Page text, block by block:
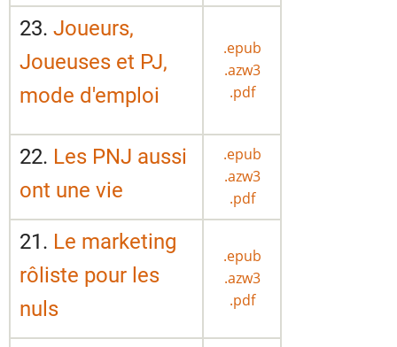
23. Joueurs,
Joueuses et PJ,
mode d'emploi
.epub
.azw3
.pdf
22. Les PNJ aussi
ont une vie
.epub
.azw3
.pdf
21. Le marketing
rôliste pour les
nuls
.epub
.azw3
.pdf